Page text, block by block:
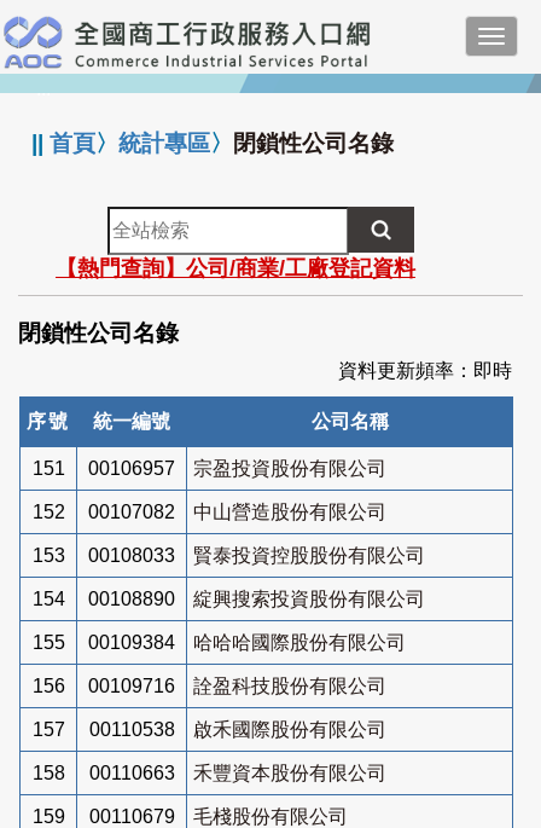
跳
到
主
要
:::
||首頁〉統計專區〉 閉鎖性公司名錄
全
站
檢
索
【熱門查詢】公司/商業/工廠登記資料
閉鎖性公司名錄
資料更新頻率：即時
序號 統一編號 公司名稱
151 00106957 宗盈投資股份有限公司
152 00107082 中山營造股份有限公司
153 00108033 賢泰投資控股股份有限公司
154 00108890 綻興搜索投資股份有限公司
155 00109384 哈哈哈國際股份有限公司
156 00109716 詮盈科技股份有限公司
157 00110538 啟禾國際股份有限公司
158 00110663 禾豐資本股份有限公司
159 00110679 毛棧股份有限公司